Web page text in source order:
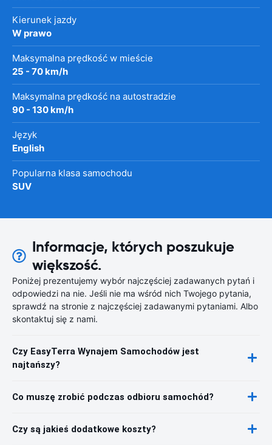
Kierunek jazdy
W prawo
Maksymalna prędkość w mieście
25 - 70 km/h
Maksymalna prędkość na autostradzie
90 - 130 km/h
Język
English
Popularna klasa samochodu
SUV
Informacje, których poszukuje
większość.
Poniżej prezentujemy wybór najczęściej zadawanych pytań i
odpowiedzi na nie. Jeśli nie ma wśród nich Twojego pytania,
sprawdź na stronie z najczęściej zadawanymi pytaniami. Albo
skontaktuj się z nami.
Czy EasyTerra Wynajem Samochodów jest
najtańszy?
Co muszę zrobić podczas odbioru samochód?
Czy są jakieś dodatkowe koszty?